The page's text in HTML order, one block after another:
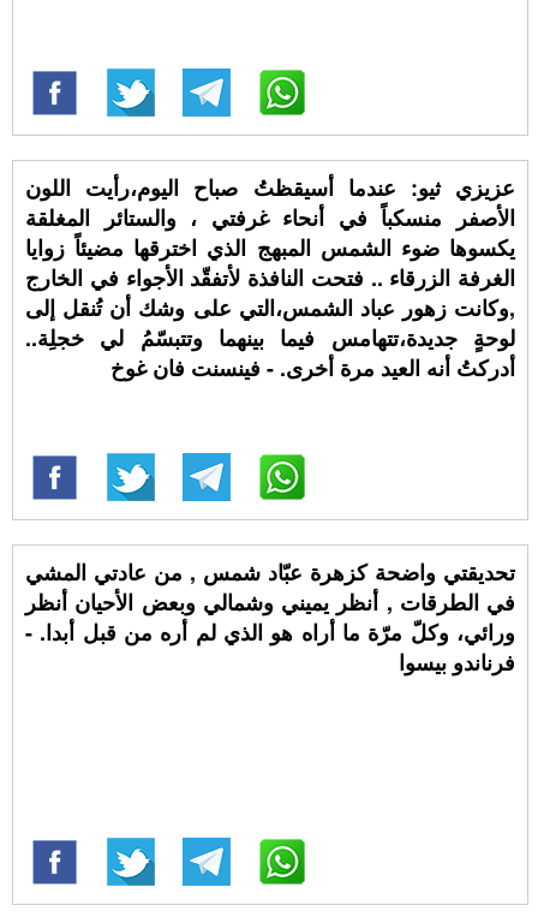
عزيزي ثيو: عندما أسيقظتُ صباح اليوم،رأيت اللون
الأصفر منسكباً في أنحاء غرفتي ، والستائر المغلقة
يكسوها ضوء الشمس المبهج الذي اخترقها مضيئاً زوايا
الغرفة الزرقاء .. فتحت النافذة لأتفقّد الأجواء في الخارج
,وكانت زهور عباد الشمس،التي على وشك أن تُنقل إلى
لوحةٍ جديدة،تتهامس فيما بينهما وتتبسّمُ لي خجلِة..
أدركتُ أنه العيد مرة أخرى. - فينسنت فان غوخ
تحديقتي واضحة كزهرة عبّاد شمس , من عادتي المشي
في الطرقات , أنظر يميني وشمالي وبعض الأحيان أنظر
ورائي، وكلّ مرّة ما أراه هو الذي لم أره من قبل أبدا. -
فرناندو بيسوا